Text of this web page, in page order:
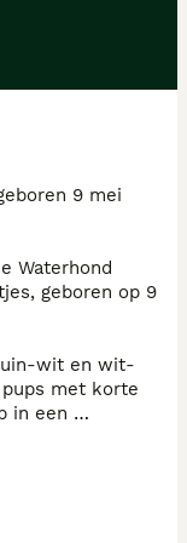
9 mei
Waterhond
geboren op 9
wit en wit-
met korte
in een
actieve en